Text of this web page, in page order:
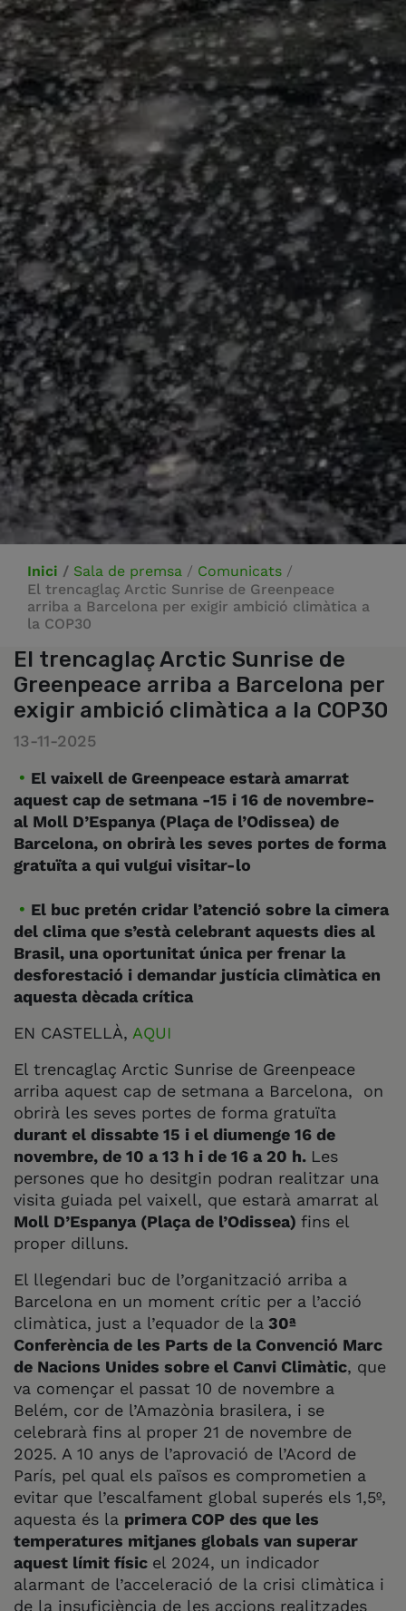
Inici / Sala de premsa / Comunicats /
El trencaglaç Arctic Sunrise de Greenpeace
arriba a Barcelona per exigir ambició climàtica a
la COP30
El trencaglaç Arctic Sunrise de
Greenpeace arriba a Barcelona per
exigir ambició climàtica a la COP30
13-11-2025
El vaixell de Greenpeace estarà amarrat
aquest cap de setmana -15 i 16 de novembre-
al Moll D’Espanya (Plaça de l’Odissea) de
Barcelona, on obrirà les seves portes de forma
gratuïta a qui vulgui visitar-lo
El buc pretén cridar l’atenció sobre la cimera
del clima que s’està celebrant aquests dies al
Brasil, una oportunitat única per frenar la
desforestació i demandar justícia climàtica en
aquesta dècada crítica
EN CASTELLÀ, AQUI
El trencaglaç Arctic Sunrise de Greenpeace
arriba aquest cap de setmana a Barcelona, on
obrirà les seves portes de forma gratuïta
durant el dissabte 15 i el diumenge 16 de
novembre, de 10 a 13 h i de 16 a 20 h. Les
persones que ho desitgin podran realitzar una
visita guiada pel vaixell, que estarà amarrat al
Moll D’Espanya (Plaça de l’Odissea) fins el
proper dilluns.
El llegendari buc de l’organització arriba a
Barcelona en un moment crític per a l’acció
climàtica, just a l’equador de la 30ª
Conferència de les Parts de la Convenció Marc
de Nacions Unides sobre el Canvi Climàtic, que
va començar el passat 10 de novembre a
Belém, cor de l’Amazònia brasilera, i se
celebrarà fins al proper 21 de novembre de
2025. A 10 anys de l’aprovació de l’Acord de
París, pel qual els països es comprometien a
evitar que l’escalfament global superés els 1,5º,
aquesta és la primera COP des que les
temperatures mitjanes globals van superar
aquest límit físic el 2024, un indicador
alarmant de l’acceleració de la crisi climàtica i
de la insuficiència de les accions realitzades